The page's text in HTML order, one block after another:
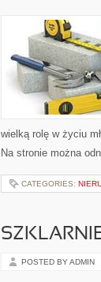
wielką rolę w życiu
Na stronie można
CATEGORIES:
POSTED BY ADMIN